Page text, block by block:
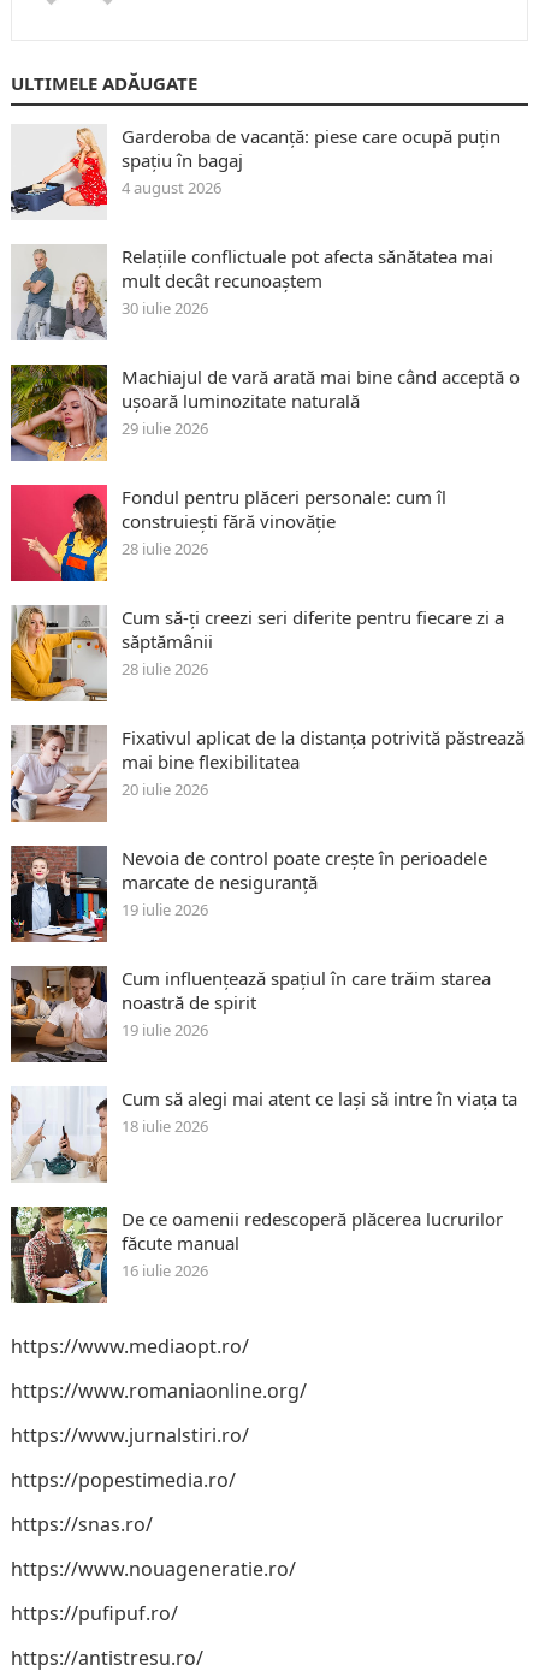
ULTIMELE ADĂUGATE
Garderoba de vacanță: piese care ocupă puțin
spațiu în bagaj
4 august 2026
Relațiile conflictuale pot afecta sănătatea mai
mult decât recunoaștem
30 iulie 2026
Machiajul de vară arată mai bine când acceptă o
ușoară luminozitate naturală
29 iulie 2026
Fondul pentru plăceri personale: cum îl
construiești fără vinovăție
28 iulie 2026
Cum să-ți creezi seri diferite pentru fiecare zi a
săptămânii
28 iulie 2026
Fixativul aplicat de la distanța potrivită păstrează
mai bine flexibilitatea
20 iulie 2026
Nevoia de control poate crește în perioadele
marcate de nesiguranță
19 iulie 2026
Cum influențează spațiul în care trăim starea
noastră de spirit
19 iulie 2026
Cum să alegi mai atent ce lași să intre în viața ta
18 iulie 2026
De ce oamenii redescoperă plăcerea lucrurilor
făcute manual
16 iulie 2026
https://www.mediaopt.ro/
https://www.romaniaonline.org/
https://www.jurnalstiri.ro/
https://popestimedia.ro/
https://snas.ro/
https://www.nouageneratie.ro/
https://pufipuf.ro/
https://antistresu.ro/